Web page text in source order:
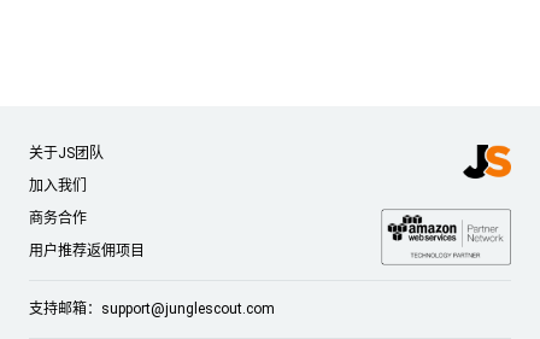
关于JS团队
加入我们
商务合作
用户推荐返佣项目
支持邮箱： support@junglescout.com